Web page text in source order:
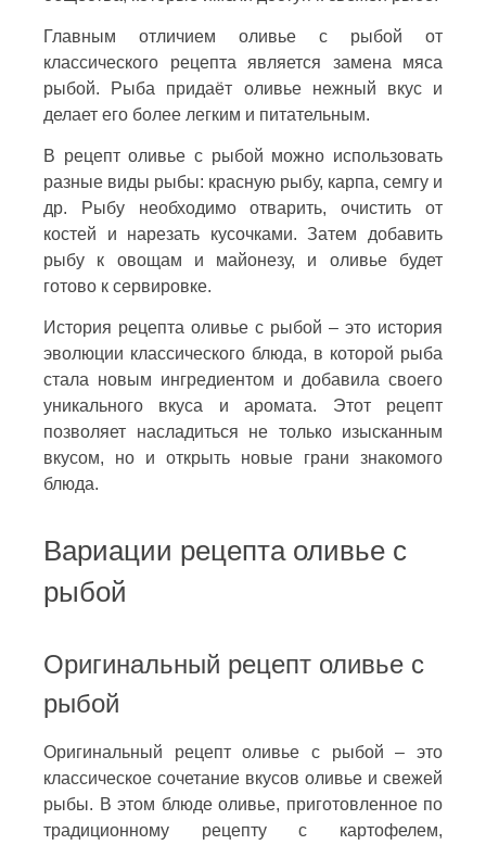
Главным отличием оливье с рыбой от
классического рецепта является замена мяса
рыбой. Рыба придаёт оливье нежный вкус и
делает его более легким и питательным.
В рецепт оливье с рыбой можно использовать
разные виды рыбы: красную рыбу, карпа, семгу и
др. Рыбу необходимо отварить, очистить от
костей и нарезать кусочками. Затем добавить
рыбу к овощам и майонезу, и оливье будет
готово к сервировке.
История рецепта оливье с рыбой – это история
эволюции классического блюда, в которой рыба
стала новым ингредиентом и добавила своего
уникального вкуса и аромата. Этот рецепт
позволяет насладиться не только изысканным
вкусом, но и открыть новые грани знакомого
блюда.
Вариации рецепта оливье с
рыбой
Оригинальный рецепт оливье с
рыбой
Оригинальный рецепт оливье с рыбой – это
классическое сочетание вкусов оливье и свежей
рыбы. В этом блюде оливье, приготовленное по
традиционному рецепту с картофелем,